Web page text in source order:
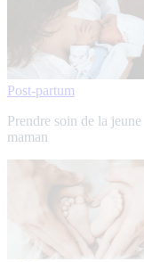
Post-partum
Prendre soin de la jeune
maman